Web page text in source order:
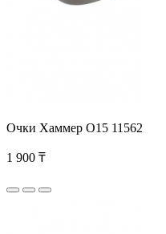
Очки Хаммер О15 11562
1 900 ₸